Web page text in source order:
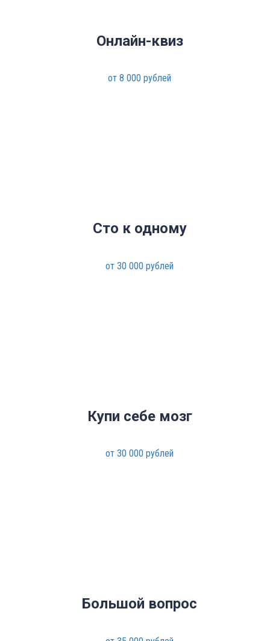
Онлайн-квиз
от 8 000 рублей
Сто к одному
от 30 000 рублей
Купи себе мозг
от 30 000 рублей
Большой вопрос